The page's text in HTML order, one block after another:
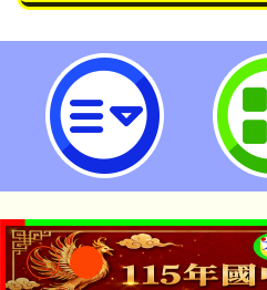
龍潭高中辦理「
職業試探向下扎